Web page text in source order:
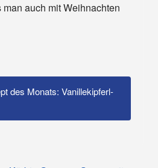
auch mit Weihnachten
des Monats: Vanillekipferl-